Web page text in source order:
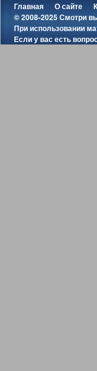
Главная О сайте
© 2008-2025 Смотри
При использовании
Если у вас есть